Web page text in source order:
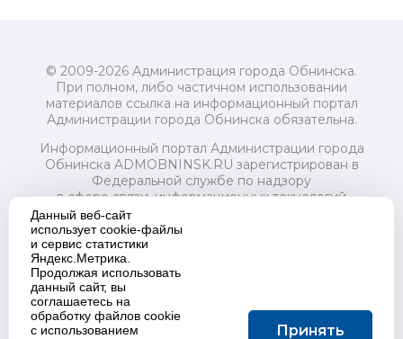
© 2009-2026 Администрация города Обнинска.
При полном, либо частичном использовании
материалов ссылка на информационный портал
Администрации города Обнинска обязательна.
Информационный портал Администрации города
Обнинска ADMOBNINSK.RU зарегистрирован в
Федеральной службе по надзору
в сфере связи, информационных технологий
и массовых коммуникаций (Роскомнадзор) 24 июля
2018 года.
Свидетельство о регистрации Эл № ФС77-73321
Учредитель: Администрация (исполнительно-
распорядительный орган) городского округа "Город
Обнинск". Главный редактор: Байкова Е.А.
Адрес электронной почты Редакции:
Данный веб-сайт
использует cookie-файлы
и сервис статистики
Яндекс.Метрика.
Продолжая использовать
данный сайт, вы
соглашаетесь на
обработку файлов cookie
с использованием
Принять